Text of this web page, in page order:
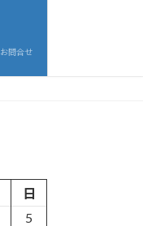
お問合せ
日
5